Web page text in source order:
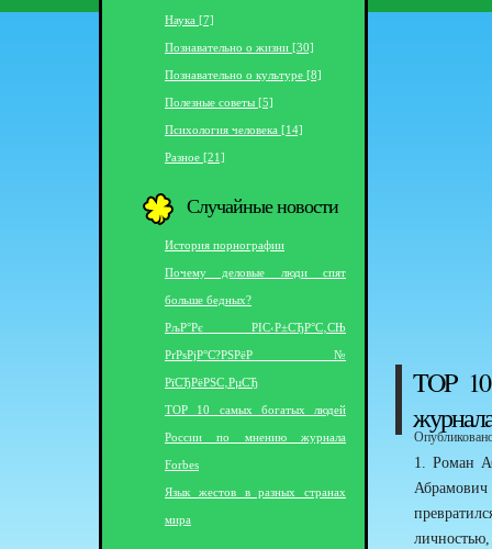
TOP
1. Роман
Наука [7]
Познавательно о жизни [30]
Познавательно о культуре [8]
Полезные советы [5]
Психология человека [14]
Разное [21]
Случайные новости
История порнографии
Почему деловые люди спят
больше бедных?
РљР°Рє РІС‹Р±СЂР°С‚СЊ
РґРѕРјР°С?РЅРёР№
РїСЂРёРЅС‚РµСЂ
TOP 10 самых богатых людей
России по мнению журнала
Forbes
Язык жестов в разных странах
мира